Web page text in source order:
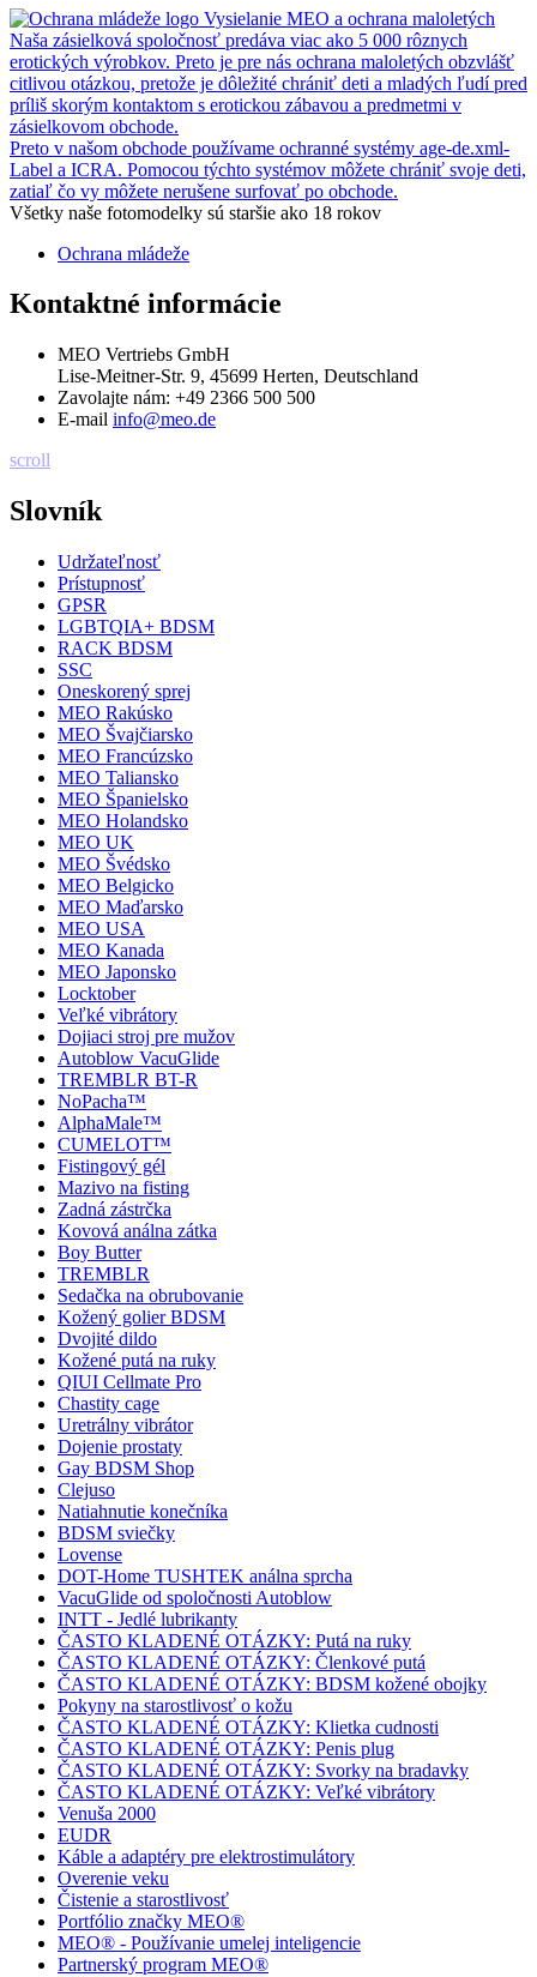
Vysielanie MEO a ochrana maloletých
Naša zásielková spoločnosť predáva viac ako 5 000 rôznych
erotických výrobkov. Preto je pre nás ochrana maloletých obzvlášť
citlivou otázkou, pretože je dôležité chrániť deti a mladých ľudí pred
príliš skorým kontaktom s erotickou zábavou a predmetmi v
zásielkovom obchode.
Preto v našom obchode používame ochranné systémy age-de.xml-
Label a ICRA. Pomocou týchto systémov môžete chrániť svoje deti,
zatiaľ čo vy môžete nerušene surfovať po obchode.
Všetky naše fotomodelky sú staršie ako 18 rokov
Ochrana mládeže
Kontaktné informácie
MEO Vertriebs GmbH
Lise-Meitner-Str. 9, 45699 Herten, Deutschland
Zavolajte nám: +49 2366 500 500
E-mail info@meo.de
scroll
Slovník
Udržateľnosť
Prístupnosť
GPSR
LGBTQIA+ BDSM
RACK BDSM
SSC
Oneskorený sprej
MEO Rakúsko
MEO Švajčiarsko
MEO Francúzsko
MEO Taliansko
MEO Španielsko
MEO Holandsko
MEO UK
MEO Švédsko
MEO Belgicko
MEO Maďarsko
MEO USA
MEO Kanada
MEO Japonsko
Locktober
Veľké vibrátory
Dojiaci stroj pre mužov
Autoblow VacuGlide
TREMBLR BT-R
NoPacha™
AlphaMale™
CUMELOT™
Fistingový gél
Mazivo na fisting
Zadná zástrčka
Kovová análna zátka
Boy Butter
TREMBLR
Sedačka na obrubovanie
Kožený golier BDSM
Dvojité dildo
Kožené putá na ruky
QIUI Cellmate Pro
Chastity cage
Uretrálny vibrátor
Dojenie prostaty
Gay BDSM Shop
Clejuso
Natiahnutie konečníka
BDSM sviečky
Lovense
DOT-Home TUSHTEK análna sprcha
VacuGlide od spoločnosti Autoblow
INTT - Jedlé lubrikanty
ČASTO KLADENÉ OTÁZKY: Putá na ruky
ČASTO KLADENÉ OTÁZKY: Členkové putá
ČASTO KLADENÉ OTÁZKY: BDSM kožené obojky
Pokyny na starostlivosť o kožu
ČASTO KLADENÉ OTÁZKY: Klietka cudnosti
ČASTO KLADENÉ OTÁZKY: Penis plug
ČASTO KLADENÉ OTÁZKY: Svorky na bradavky
ČASTO KLADENÉ OTÁZKY: Veľké vibrátory
Venuša 2000
EUDR
Káble a adaptéry pre elektrostimulátory
Overenie veku
Čistenie a starostlivosť
Portfólio značky MEO®
MEO® - Používanie umelej inteligencie
Partnerský program MEO®